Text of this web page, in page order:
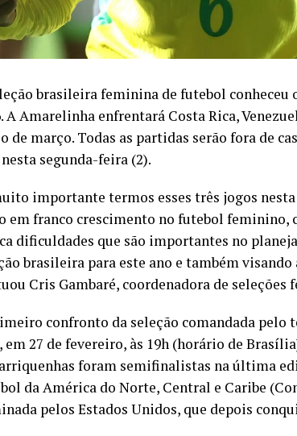
brasileira feminina de futebol
A Amarelinha enfrentará Costa Rica,
de março. Todas as partidas serão fora de
nesta segunda-feira (2).
importante termos esses três jogos
em franco crescimento no futebol feminino,
dificuldades que são importantes no
brasileira para este ano e também visando
Cris Gambaré, coordenadora de seleções
confronto da seleção comandada pelo
em 27 de fevereiro, às 19h (horário de
foram semifinalistas na última
da América do Norte, Central e Caribe
pelos Estados Unidos, que depois